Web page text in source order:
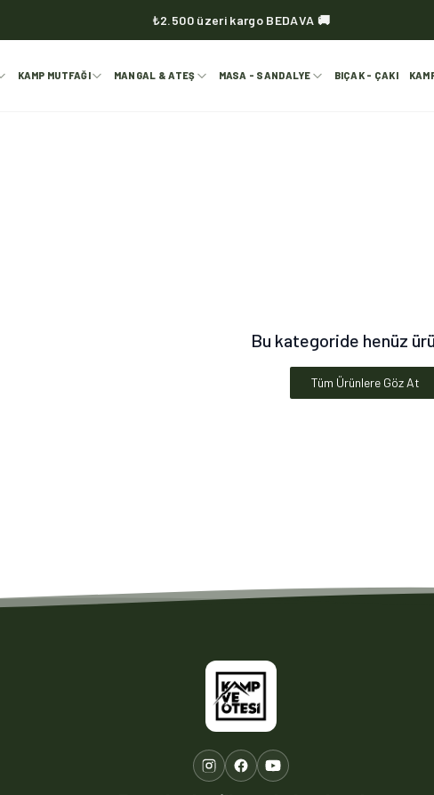
₺2.500 üzeri kargo BEDAVA 🚚
KVOX ürünlerinde kargo her zaman bedava 🔥
KAMP MUTFAĞI MANGAL & ATEŞ MASA - SANDALYE BIÇAK - ÇAKI
Bu kategoride henüz
Tüm Ürünlere Göz At